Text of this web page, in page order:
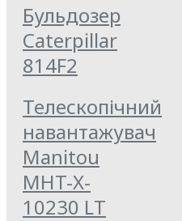
Бульдозер
Caterpillar
814F2
Телескопічний
навантажувач
Manitou
MHT-X-
10230 LT